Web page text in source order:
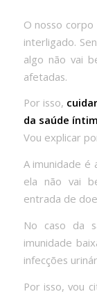
O nosso
interligado.
algo não vai
afetadas.
Por isso,
da saúde
Vou explicar
A imunidade é
ela não vai
entrada de
No caso da
imunidade
infecções
Por isso, vou